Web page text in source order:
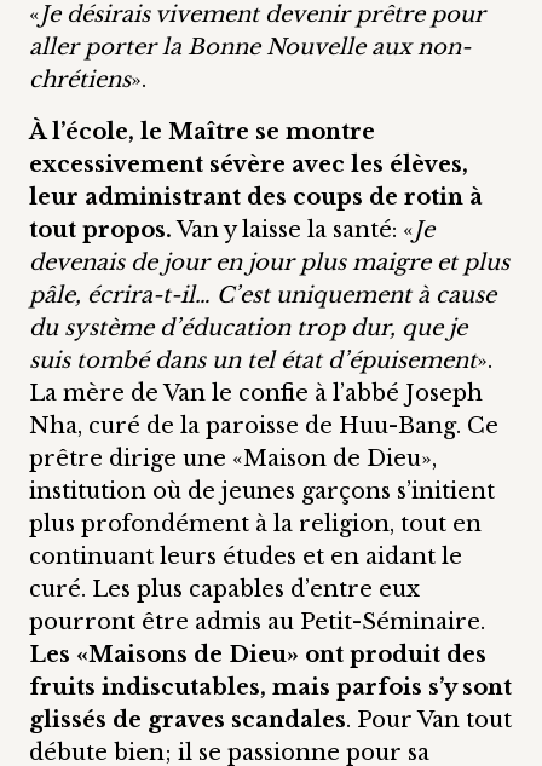
«Je désirais vivement devenir prêtre pour
aller porter la Bonne Nouvelle aux non-
chrétiens».
À l’école, le Maître se montre
excessivement sévère avec les élèves,
leur administrant des coups de rotin à
tout propos.Van y laisse la santé: «Je
devenais de jour en jour plus maigre et plus
pâle, écrira-t-il… C’est uniquement à cause
du système d’éducation trop dur, que je
suis tombé dans un tel état d’épuisement».
La mère de Van le confie à l’abbé Joseph
Nha, curé de la paroisse de Huu-Bang. Ce
prêtre dirige une «Maison de Dieu»,
institution où de jeunes garçons s’initient
plus profondément à la religion, tout en
continuant leurs études et en aidant le
curé. Les plus capables d’entre eux
pourront être admis au Petit-Séminaire.
Les «Maisons de Dieu» ont produit des
fruits indiscutables, mais parfois s’y sont
glissés de graves scandales. Pour Van tout
débute bien; il se passionne pour sa